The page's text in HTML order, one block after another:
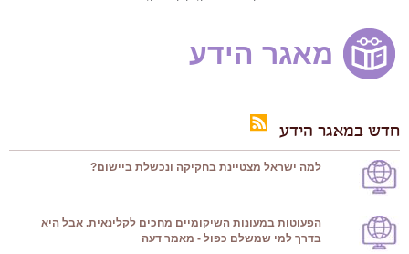
מאגר הידע
חדש במאגר הידע
למה ישראל מצטיינת בחקיקה ונכשלת ביישום?
הפעוטות במעונות השיקומיים מחכים לקלינאית. אבל היא
בדרך למי שמשלם כפול - מאמר דעה